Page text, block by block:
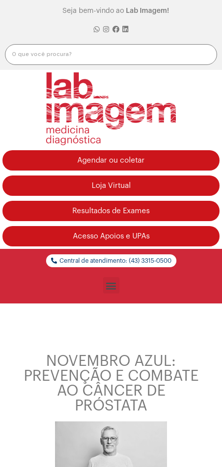
Seja bem-vindo ao Lab Imagem!
Agendar ou coletar
Loja Virtual
Resultados de Exames
Acesso Apoios e UPAs
Central de atendimento: (43) 3315-0500
NOVEMBRO AZUL:
PREVENÇÃO E COMBATE
AO CÂNCER DE
PRÓSTATA